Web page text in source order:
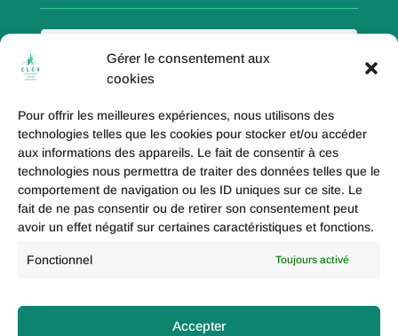
Gérer le consentement aux
cookies
Pour offrir les meilleures expériences, nous utilisons des
technologies telles que les cookies pour stocker et/ou accéder
aux informations des appareils. Le fait de consentir à ces
technologies nous permettra de traiter des données telles que le
comportement de navigation ou les ID uniques sur ce site. Le
fait de ne pas consentir ou de retirer son consentement peut
avoir un effet négatif sur certaines caractéristiques et fonctions.
Fonctionnel Toujours activé
Accepter
Paris 18e
Paris 20e
Paris 19e
Politique de coolies (UE)